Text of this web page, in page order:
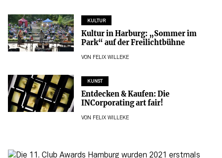
KULTUR
Kultur in Harburg: „Sommer im
Park“ auf der Freilichtbühne
VON FELIX WILLEKE
KUNST
Entdecken & Kaufen: Die
INCorporating art fair!
VON FELIX WILLEKE